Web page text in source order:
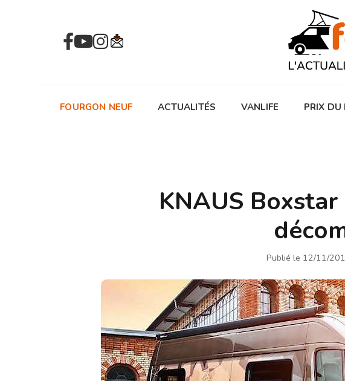
FOURGON NEUF ACTUALITÉS VANLIFE PRIX DU
KNAUS
Publié le 12/11/